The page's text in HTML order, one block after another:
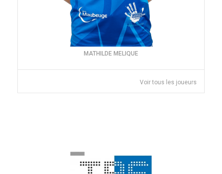
MATHILDE MELIQUE
Voir tous les joueurs